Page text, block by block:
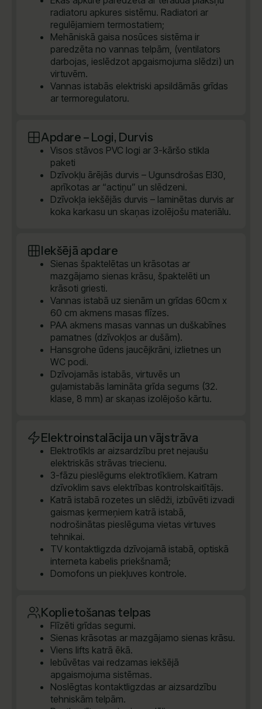
radiatoru apkures sistēmu. Radiatori ar
regulējamiem termostatiem;
Mehāniskā gaisa nosūces sistēma ir
paredzēta no vannas telpām, (ventilators
darbojas, ieslēdzot apgaismojuma slēdzi) un
virtuvēm.
Vannas istabās elektriski apsildāmās grīdas
ar termoregulatoru.
Apdare – Logi, Durvis
Visos stāvos PVC logi ar 3-kāršo stikla
paketi
Dzīvokļu ārējās durvis – Ugunsdrošas EI30,
aprīkotas ar “actiņu” un slēdzeni.
Dzīvokļa iekšējās durvis – laminētas durvis ar
koka karkasu un skaņas izolējošu materiālu.
Iekšējā apdare
Sienas špaktelētas un krāsotas ar
mazgājamo sienas krāsu, špaktelēti un
krāsoti griesti.
Vannas istabā uz sienām un grīdas 60cm x
60 cm akmens masas flīzes.
PAA akmens masas vannas un duškabīnes
pamatnes (dzīvokļos ar dušām).
Hansgrohe ūdens jaucējkrāni, izlietnes un
WC podi.
Dzīvojamās istabās, virtuvēs un
guļamistabās lamināta grīda segums (32.
klase, 8 mm) ar skaņas izolējošo kārtu.
Elektroinstalācija un vājstrāva
Elektrotīkls ar aizsardzību pret nejaušu
elektriskās strāvas triecienu.
3-fāzu pieslēgums elektrotīkliem. Katram
dzīvoklim savs elektrības kontrolskaitītājs.
Katrā istabā rozetes un slēdži, izbūvēti izvadi
gaismas ķermeņiem katrā istabā,
nodrošinātas pieslēguma vietas virtuves
tehnikai.
TV kontaktligzda dzīvojamā istabā, optiskā
interneta kabelis priekšnamā;
Domofons un piekļuves kontrole.
Koplietošanas telpas
Flīzēti grīdas segumi.
Sienas krāsotas ar mazgājamo sienas krāsu.
Viens lifts katrā ēkā.
Iebūvētas vai redzamas iekšējā
apgaismojuma sistēmas.
Noslēgtas kontaktligzdas ar aizsardzību
tehniskām telpām.